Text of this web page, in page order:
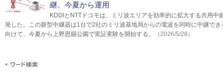
継、今夏から運用
KDDIとNTTドコモは、ミリ波エリアを効率的に拡大する共用中
発した。この新型中継器は1台で2社のミリ波基地局からの電波を同時に中継で
向けて、今夏から上野恩賜公園で実証実験を開始する。
（2026/5/28）